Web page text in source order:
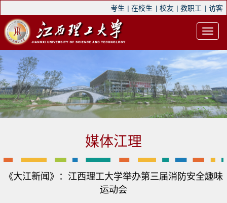
考生 | 在校生 | 校友 | 教职工 | 访客
媒体江理
《大江新闻》：江西理工大学举办第三届消防安全趣味
运动会